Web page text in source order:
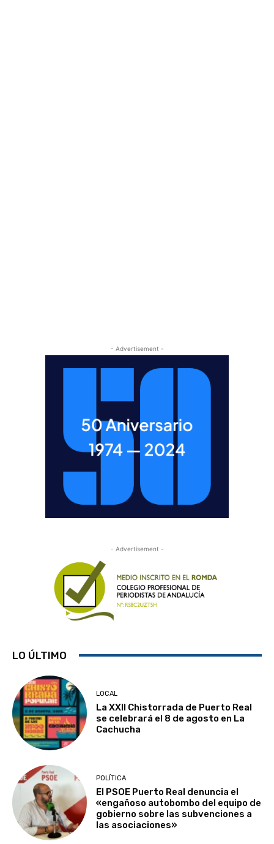
- Advertisement -
- Advertisement -
LO ÚLTIMO
LOCAL
La XXII Chistorrada de Puerto Real
se celebrará el 8 de agosto en La
Cachucha
POLÍTICA
El PSOE Puerto Real denuncia el
«engañoso autobombo del equipo de
gobierno sobre las subvenciones a
las asociaciones»